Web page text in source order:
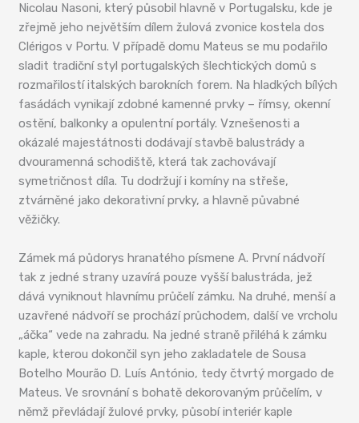
Nicolau Nasoni, který působil hlavně v Portugalsku, kde je
zřejmě jeho největším dílem žulová zvonice kostela dos
Clérigos v Portu. V případě domu Mateus se mu podařilo
sladit tradiční styl portugalských šlechtických domů s
rozmařilostí italských barokních forem. Na hladkých bílých
fasádách vynikají zdobné kamenné prvky – římsy, okenní
ostění, balkonky a opulentní portály. Vznešenosti a
okázalé majestátnosti dodávají stavbě balustrády a
dvouramenná schodiště, která tak zachovávají
symetričnost díla. Tu dodržují i komíny na střeše,
ztvárněné jako dekorativní prvky, a hlavně půvabné
věžičky.
Zámek má půdorys hranatého písmene A. První nádvoří
tak z jedné strany uzavírá pouze vyšší balustráda, jež
dává vyniknout hlavnímu průčelí zámku. Na druhé, menší a
uzavřené nádvoří se prochází průchodem, další ve vrcholu
„áčka“ vede na zahradu. Na jedné straně přiléhá k zámku
kaple, kterou dokončil syn jeho zakladatele de Sousa
Botelho Mourão D. Luís António, tedy čtvrtý morgado de
Mateus. Ve srovnání s bohatě dekorovaným průčelím, v
němž převládají žulové prvky, působí interiér kaple